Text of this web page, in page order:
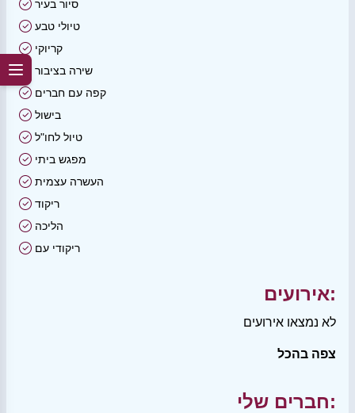
סיור בעיר
טיולי טבע
קריוקי
שירה בציבור
קפה עם חברים
בישול
טיול לחו"ל
מפגש ביתי
העשרה עצמית
ריקוד
הליכה
ריקודי עם
אירועים:
לא נמצאו אירועים
צפה בהכל
חברים שלי: